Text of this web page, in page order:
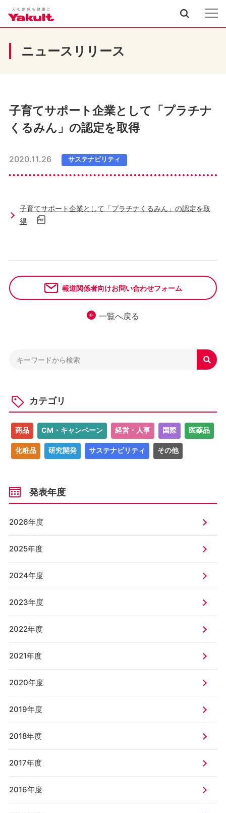
ニュースリリース
子育てサポート企業として「プラチナ
くるみん」の認定を取得
2020.11.26 サステナビリティ
子育てサポート企業として「プラチナくるみん」の認定を取
得
一覧へ戻る
報道関係者向けお問い合わせフォーム

カテゴリ
商品 CM・キャンペーン 経営・人事 国際 医薬品
化粧品 研究開発 サステナビリティ その他
発表年度
2026年度
2025年度
2024年度
2023年度
2022年度
2021年度
2020年度
2019年度
2018年度
2017年度
2016年度